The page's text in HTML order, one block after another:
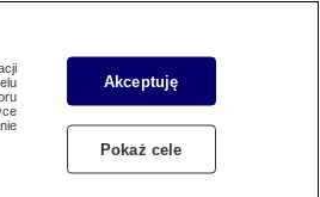
Akceptuję
Pokaż cele